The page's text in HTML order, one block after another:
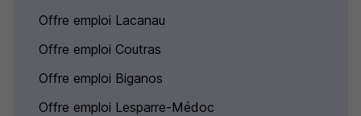
Offre emploi Lacanau
Offre emploi Coutras
Offre emploi Biganos
Offre emploi Lesparre-Médoc